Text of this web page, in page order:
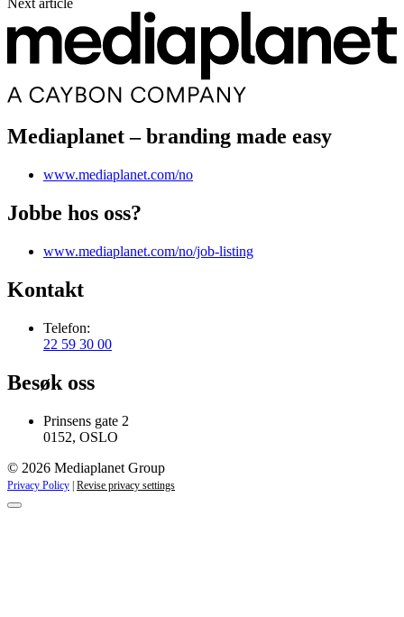
Next article
Mediaplanet – branding made easy
www.mediaplanet.com/no
Jobbe hos oss?
www.mediaplanet.com/no/job-listing
Kontakt
Telefon:
22 59 30 00
Besøk oss
Prinsens gate 2
0152, OSLO
© 2026 Mediaplanet Group
Privacy Policy | Revise privacy settings